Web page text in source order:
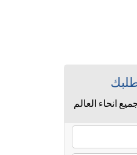
انحاء العالم